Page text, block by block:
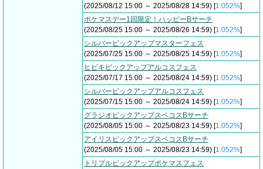
(2025/08/12 15:00 ～ 2025/08/28 14:59) [1.052%]
ポケマスデー1回限定！ハッピーBサーチ
(2025/08/25 15:00 ～ 2025/08/26 14:59) [1.052%]
シルバーピックアップマスターフェス
(2025/07/25 15:00 ～ 2025/08/25 14:59) [1.052%]
ヒビキピックアップアルコスフェス
(2025/07/17 15:00 ～ 2025/08/24 14:59) [1.052%]
シルバーピックアップアルコスフェス
(2025/07/15 15:00 ～ 2025/08/24 14:59) [1.052%]
グラジオピックアップスペコスBサーチ
(2025/08/05 15:00 ～ 2025/08/23 14:59) [1.052%]
アイリスピックアップスペコスBサーチ
(2025/08/05 15:00 ～ 2025/08/23 14:59) [1.052%]
トリプルピックアップポケマスフェス